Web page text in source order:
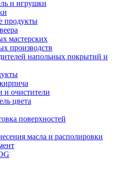
и игрушки
продукты
мастерских
производств
напольных покрытий и
и очистители
цвета
поверхностей
масла и располировки